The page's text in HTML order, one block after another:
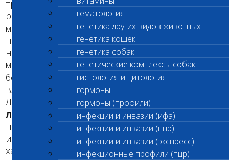
гематология
генетика других видов животных
генетика кошек
генетика собак
генетические комплексы собак
гистология и цитология
гормоны
гормоны (профили)
инфекции и инвазии (ифа)
инфекции и инвазии (пцр)
инфекции и инвазии (экспресс)
инфекционные профили (пцр)
тремор, и слабость. Больные щенки при
рождении нормальные, однако растут
медленнее, чем щенки того же помета,
начинают демонстрировать первые признаки
нарушений координации в возрасте 3-6
месяцев. Заболевание быстро прогрессирует, и
больные собаки, как правило, не доживают до
взрослого возраста.
ДНК-тест на определениеглобоидной
лейкодистрофииили ее
носительства доступен для собак пород
ирландский сеттер, керн-терьер и вест-уайт-
хайленд-терьер.